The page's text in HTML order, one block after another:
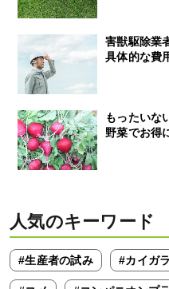
害獣駆除業
具体的な費
もったいな
野菜でお得
人気のキーワード
#生産者の試み #カイガ